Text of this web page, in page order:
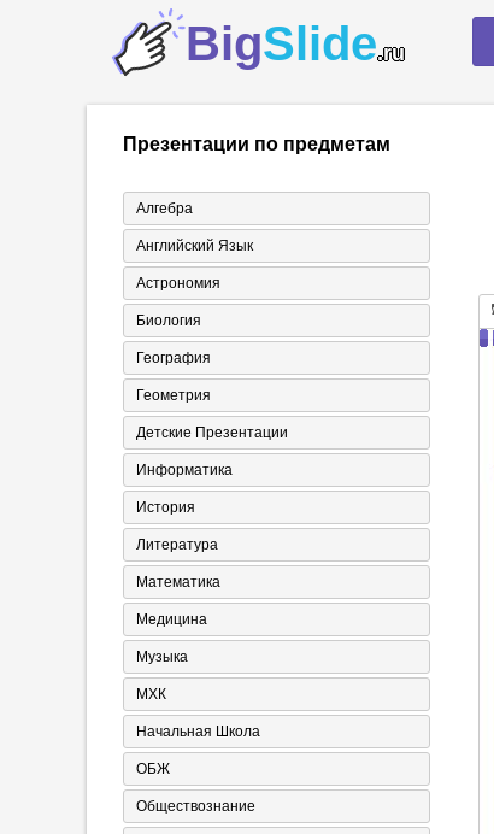
BigSlide.ru
Презентации по предметам
Алгебра
Английский Язык
Астрономия
Биология
География
Геометрия
Детские Презентации
Информатика
История
Литература
Математика
Медицина
Музыка
МХК
Начальная Школа
ОБЖ
Обществознание